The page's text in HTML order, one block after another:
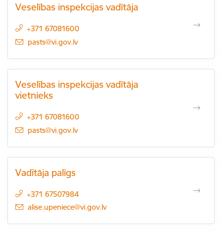
Veselības inspekcijas vadītāja
+371 67081600
E-pasts:
pasts@vi.gov.lv
Veselības inspekcijas vadītāja
vietnieks
+371 67081600
E-pasts:
pasts@vi.gov.lv
Vadītāja palīgs
+371 67507984
E-pasts:
alise.upeniece@vi.gov.lv